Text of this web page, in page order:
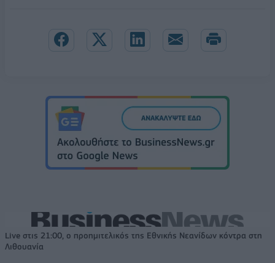
Live στις 21:00, ο προημιτελικός της Εθνικής Νεανίδων κόντρα στη
Λιθουανία